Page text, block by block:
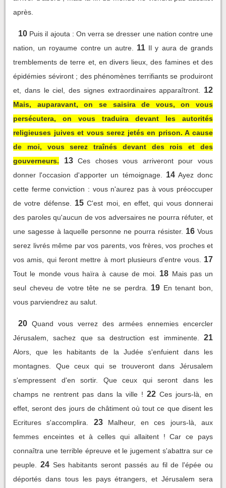
après.
10 Puis il ajouta : On verra se dresser une nation contre une
nation, un royaume contre un autre.
11 Il y aura de grands
tremblements de terre et, en divers lieux, des famines et des
épidémies séviront ; des phénomènes terrifiants se produiront
et, dans le ciel, des signes extraordinaires apparaîtront.
12
Mais, auparavant, on se saisira de vous, on vous
persécutera, on vous traduira devant les autorités
religieuses juives et vous serez jetés en prison. A cause
de moi, vous serez traînés devant des rois et des
gouverneurs.
13 Ces choses vous arriveront pour vous
donner l'occasion d'apporter un témoignage.
14 Ayez donc
cette ferme conviction : vous n'aurez pas à vous préoccuper
de votre défense.
15 C'est moi, en effet, qui vous donnerai
des paroles qu'aucun de vos adversaires ne pourra réfuter, et
une sagesse à laquelle personne ne pourra résister. 16 Vous
serez livrés même par vos parents, vos frères, vos proches et
vos amis, qui feront mettre à mort plusieurs d'entre vous.
17
Tout le monde vous haïra à cause de moi. 18 Mais pas un
seul cheveu de votre tête ne se perdra.
19 En tenant bon,
vous parviendrez au salut.
20 Quand vous verrez des armées ennemies encercler
Jérusalem, sachez que sa destruction est imminente.
21
Alors, que les habitants de la Judée s'enfuient dans les
montagnes. Que ceux qui se trouveront dans Jérusalem
s'empressent d'en sortir. Que ceux qui seront dans les
champs ne rentrent pas dans la ville ! 22 Ces jours-là, en
effet, seront des jours de châtiment où tout ce que disent les
Ecritures s'accomplira.
23
Malheur, en ces jours-là, aux
femmes enceintes et à celles qui allaitent ! Car ce pays
connaîtra une terrible épreuve et le jugement s'abattra sur ce
peuple.
24 Ses habitants seront passés au fil de l'épée ou
déportés dans tous les pays étrangers, et Jérusalem sera